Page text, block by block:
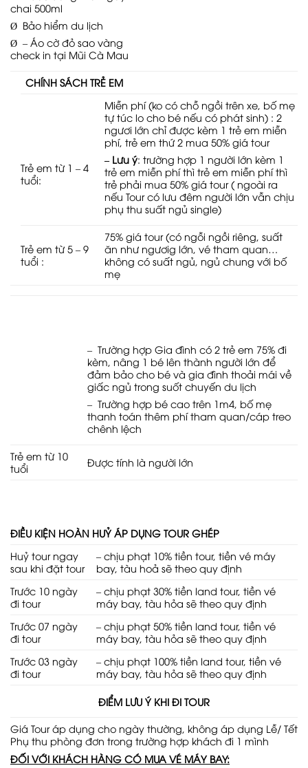
chai 500ml
Ø Bảo hiểm du lịch
Ø – Áo cờ đỏ sao vàng
check in tại Mũi Cà Mau
CHÍNH SÁCH TRẺ EM
Trẻ em từ 1 – 4
tuổi:
Miễn phí (ko có chỗ ngồi trên xe, bố mẹ
tự túc lo cho bé nếu có phát sinh) : 2
ngươi lớn chỉ được kèm 1 trẻ em miễn
phí, trẻ em thứ 2 mua 50% giá tour
– Lưu ý: trường hợp 1 người lớn kèm 1
trẻ em miễn phí thì trẻ em miễn phí thì
trẻ phải mua 50% giá tour ( ngoài ra
nếu Tour có lưu đêm người lớn vẫn chịu
phụ thu suất ngủ single)
Trẻ em từ 5 – 9
tuổi :
75% giá tour (có ngỗi ngồi riêng, suất
ăn như ngươig lớn, vé tham quan…
không có suất ngủ, ngủ chung với bố
mẹ
– Trường hợp Gia đình có 2 trẻ em 75% đi
kèm, nâng 1 bé lên thành người lớn để
đảm bảo cho bé và gia đình thoải mái về
giấc ngủ trong suốt chuyến du lịch
– Trường hợp bé cao trên 1m4, bố mẹ
thanh toán thêm phí tham quan/cáp treo
chênh lệch
Trẻ em từ 10
tuổi
Được tính là người lớn
ĐIỀU KIỆN HOÀN HUỶ ÁP DỤNG TOUR GHÉP
Huỷ tour ngay
sau khi đặt tour
– chịu phạt 10% tiền tour, tiền vé máy
bay, tàu hoả sẽ theo quy định
Trước 10 ngày
đi tour
– chịu phạt 30% tiền land tour, tiền vé
máy bay, tàu hỏa sẽ theo quy định
Trước 07 ngày
đi tour
– chịu phạt 50% tiền land tour, tiền vé
máy bay, tàu hỏa sẽ theo quy định
Trước 03 ngày
đi tour
– chịu phạt 100% tiền land tour, tiền vé
máy bay, tàu hỏa sẽ theo quy định
ĐIỂM LƯU Ý KHI ĐI TOUR
Giá Tour áp dụng cho ngày thường, không áp dụng Lễ/ Tết
Phụ thu phòng đơn trong trường hợp khách đi 1 mình
ĐỐI VỚI KHÁCH HÀNG CÓ MUA VÉ MÁY BAY: